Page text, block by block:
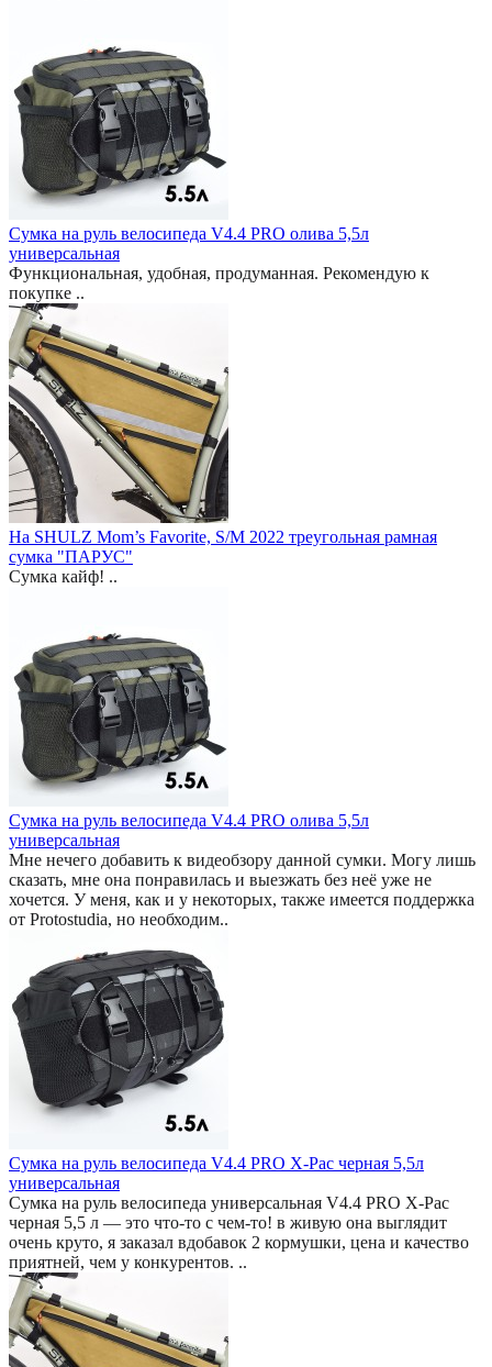
Сумка на руль велосипеда V4.4 PRO олива 5,5л
универсальная
Функциональная, удобная, продуманная. Рекомендую к
покупке ..
На SHULZ Mom’s Favorite, S/M 2022 треугольная рамная
сумка "ПАРУС"
Сумка кайф! ..
Сумка на руль велосипеда V4.4 PRO олива 5,5л
универсальная
Мне нечего добавить к видеобзору данной сумки. Могу лишь
сказать, мне она понравилась и выезжать без неё уже не
хочется. У меня, как и у некоторых, также имеется поддержка
от Protostudia, но необходим..
Сумка на руль велосипеда V4.4 PRO X-Pac черная 5,5л
универсальная
Сумка на руль велосипеда универсальная V4.4 PRO X-Pac
черная 5,5 л — это что-то с чем-то! в живую она выглядит
очень круто, я заказал вдобавок 2 кормушки, цена и качество
приятней, чем у конкурентов. ..